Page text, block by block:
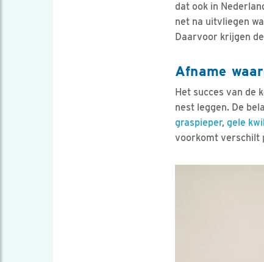
dat ook in
net na uitvliegen
Daarvoor krijgen
Afname
Het succes van de
nest leggen. De
graspieper, gele
voorkomt verschilt